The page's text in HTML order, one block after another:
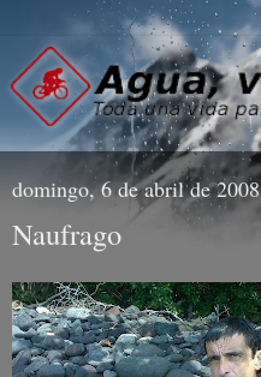
domingo, 6 de abril de 2008
Naufrago